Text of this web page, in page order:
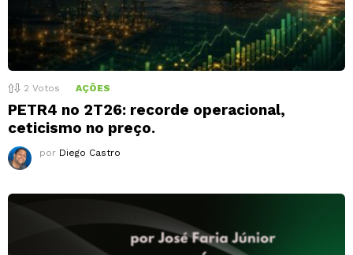
2 Votos AÇÕES
PETR4 no 2T26: recorde operacional,
ceticismo no preço.
por Diego Castro